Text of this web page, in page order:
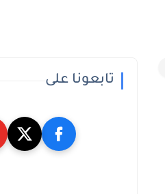
تابعونا على